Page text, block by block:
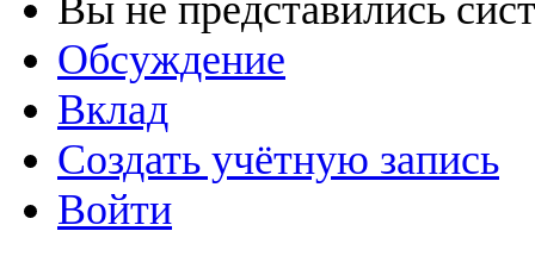
Обсуждение
Вклад
Создать учётную запись
Войти